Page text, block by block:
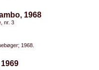
1968
nr. 3
1968.